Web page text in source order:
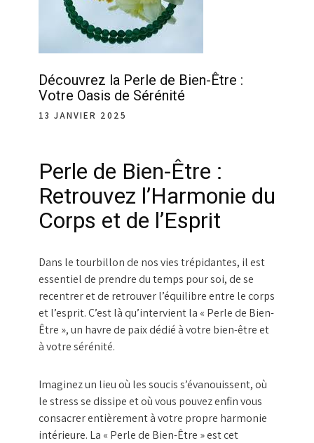
Découvrez la Perle de Bien-Être :
Votre Oasis de Sérénité
13 JANVIER 2025
Perle de Bien-Être :
Retrouvez l’Harmonie du
Corps et de l’Esprit
Dans le tourbillon de nos vies trépidantes, il est
essentiel de prendre du temps pour soi, de se
recentrer et de retrouver l’équilibre entre le corps
et l’esprit. C’est là qu’intervient la « Perle de Bien-
Être », un havre de paix dédié à votre bien-être et
à votre sérénité.
Imaginez un lieu où les soucis s’évanouissent, où
le stress se dissipe et où vous pouvez enfin vous
consacrer entièrement à votre propre harmonie
intérieure. La « Perle de Bien-Être » est cet